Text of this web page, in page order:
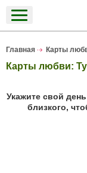
Главная Карты
Карты любви:
Укажите свой
близкого,